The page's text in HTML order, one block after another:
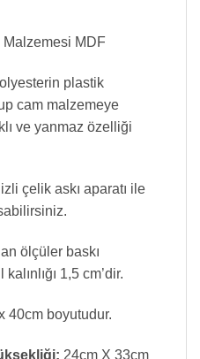
Malzemesi MDF
plastik
cam malzemeye
ve yanmaz özelliği
çelik askı aparatı ile
ölçüler baskı
1,5 cm’dir.
40cm boyutudur.
24cm X 33cm